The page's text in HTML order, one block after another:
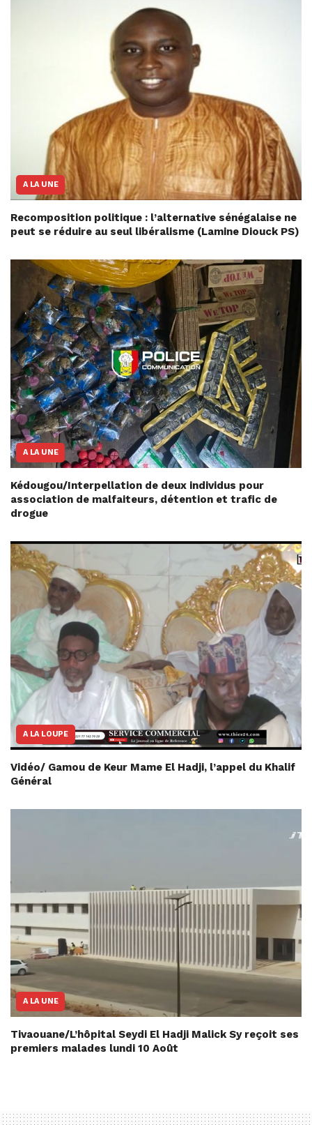
A LA UNE
Recomposition politique : l’alternative sénégalaise ne
peut se réduire au seul libéralisme (Lamine Diouck PS)
A LA UNE
Kédougou/Interpellation de deux individus pour
association de malfaiteurs, détention et trafic de
drogue
A LA LOUPE
Vidéo/ Gamou de Keur Mame El Hadji, l’appel du Khalif
Général
A LA UNE
Tivaouane/L’hôpital Seydi El Hadji Malick Sy reçoit ses
premiers malades lundi 10 Août